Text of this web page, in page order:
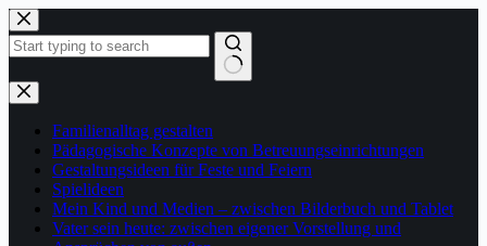
Zum
Inhalt
springen
Keine
Ergebnisse
Familienalltag gestalten
Pädagogische Konzepte von Betreuungseinrichtungen
Gestaltungsideen für Feste und Feiern
Spielideen
Mein Kind und Medien – zwischen Bilderbuch und Tablet
Vater sein heute: zwischen eigener Vorstellung und